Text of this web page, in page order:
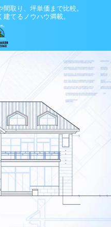
取り、坪単価まで比較。
てるノウハウ満載。